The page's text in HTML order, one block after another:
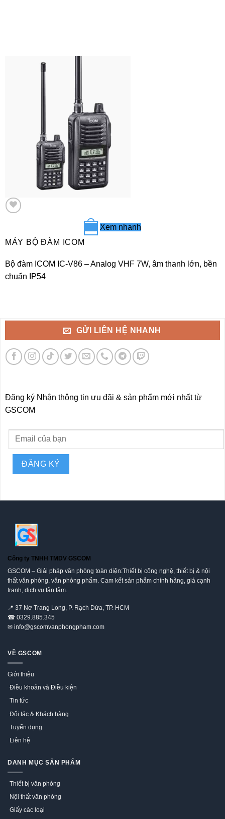
Xem nhanh
MÁY BỘ ĐÀM ICOM
Bộ đàm ICOM IC-V86 – Analog VHF 7W, âm thanh lớn, bền
chuẩn IP54
GỬI LIÊN HỆ NHANH
Đăng ký Nhận thông tin ưu đãi & sản phẩm mới nhất từ
GSCOM
Công ty TNHH TMDV GSCOM
GSCOM – Giải pháp văn phòng toàn diện:Thiết bị công nghệ, thiết bị & nội
thất văn phòng, văn phòng phẩm. Cam kết sản phẩm chính hãng, giá cạnh
tranh, dịch vụ tận tâm.
📍 37 Nơ Trang Long, P. Rạch Dừa, TP. HCM
☎ 0329.885.345
✉ info@gscomvanphongpham.com
VỀ GSCOM
Giới thiệu
Điều khoản và Điều kiện
Tin tức
Đối tác & Khách hàng
Tuyển dụng
Liên hệ
DANH MỤC SẢN PHẨM
Thiết bị văn phòng
Nội thất văn phòng
Giấy các loại